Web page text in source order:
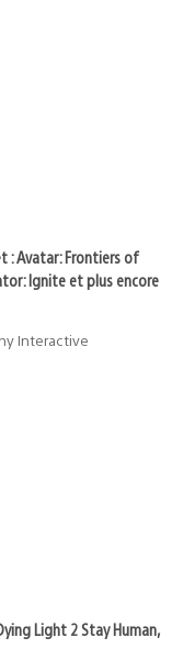
: Avatar: Frontiers of
Ignite et plus encore
Interactive
Light 2 Stay Human,